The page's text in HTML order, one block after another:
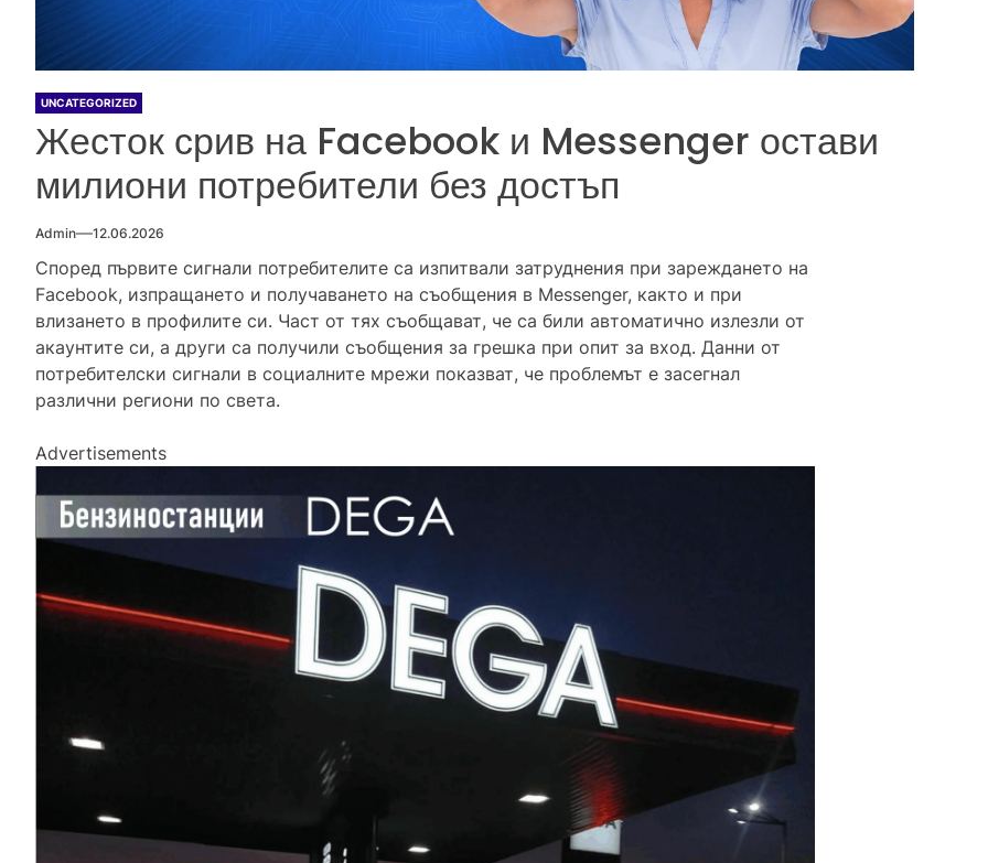
UNCATEGORIZED
Жесток срив на Facebook и Messenger остави
милиони потребители без достъп
Admin 12.06.2026
Според първите сигнали потребителите са изпитвали затруднения при зареждането на
Facebook, изпращането и получаването на съобщения в Messenger, както и при
влизането в профилите си. Част от тях съобщават, че са били автоматично излезли от
акаунтите си, а други са получили съобщения за грешка при опит за вход. Данни от
потребителски сигнали в социалните мрежи показват, че проблемът е засегнал
различни региони по света.
Advertisements